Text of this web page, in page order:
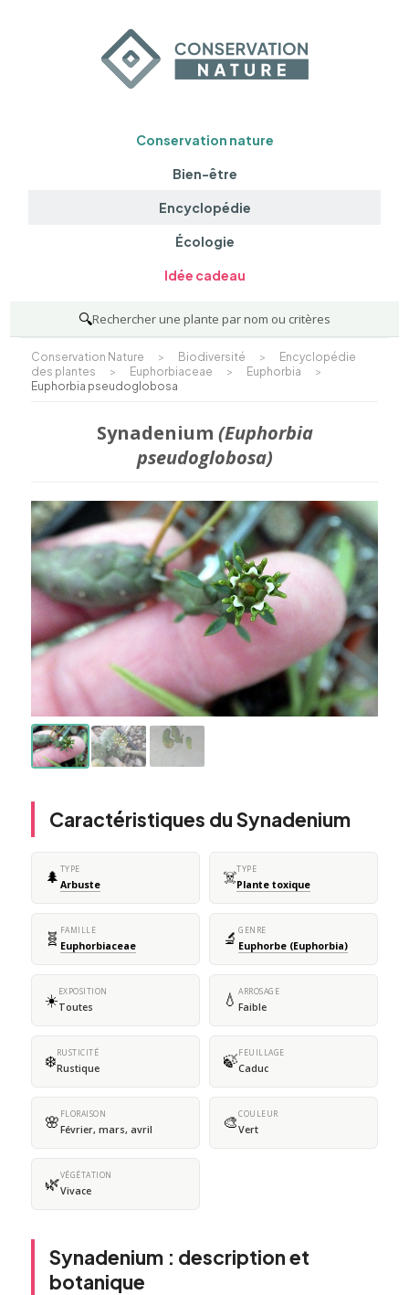
Conservation nature
Bien-être
Encyclopédie
Écologie
Idée cadeau
🔍Rechercher une plante par nom ou critères
Conservation Nature > Biodiversité >
Encyclopédie
des plantes
> Euphorbiaceae > Euphorbia
>
Euphorbia pseudoglobosa
Synadenium (Euphorbia
pseudoglobosa)
Caractéristiques du Synadenium
🌲 TYPE
Arbuste ☠️TYPE
Plante toxique
🧬 FAMILLE
Euphorbiaceae 🔬 GENRE
Euphorbe (Euphorbia)
☀️EXPOSITION
Toutes 💧 ARROSAGE
Faible
❄️RUSTICITÉ
Rustique 🍃FEUILLAGE
Caduc
🌸 FLORAISON
Février, mars, avril 🎨COULEUR
Vert
🌿VÉGÉTATION
Vivace
Synadenium : description et
botanique